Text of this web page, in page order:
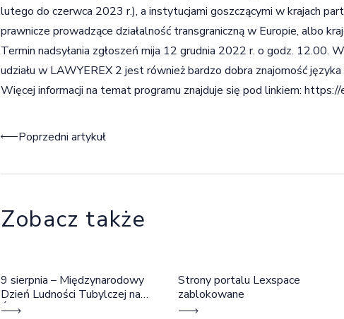
lutego do czerwca 2023 r.), a instytucjami goszczącymi w krajach
prawnicze prowadzące działalność transgraniczną w Europie, albo
Termin nadsyłania zgłoszeń mija 12 grudnia 2022 r. o godz. 12.00.
udziału w LAWYEREX 2 jest również bardzo dobra znajomość
Więcej informacji na temat programu znajduje się pod linkiem:https://
Nawigacja wpisu
Poprzedni artykuł
Zobacz także
9 sierpnia – Międzynarodowy
Dzień Ludności Tubylczej na
Świecie. Prawo do trwania we
Strony portalu Lexspace
zablokowane